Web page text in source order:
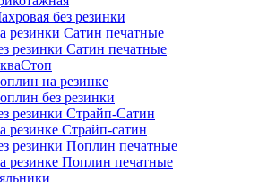
без резинки
резинки Сатин печатные
резинки Сатин печатные
на резинке
без резинки
резинки Страйп-Сатин
резинке Страйп-сатин
резинки Поплин печатные
резинке Поплин печатные